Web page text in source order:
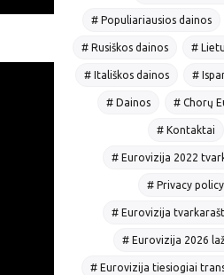
# Populiariausios dainos
# Rusiškos dainos #
# Itališkos dainos #
# Dainos # Chorų
# Kontaktai
# Eurovizija 2022
# Privacy policy
# Eurovizija
# Eurovizija 2026
# Eurovizija tiesiogiai